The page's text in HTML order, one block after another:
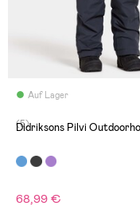
Auf Lager
(5)
Didriksons Pilvi
68,99 €